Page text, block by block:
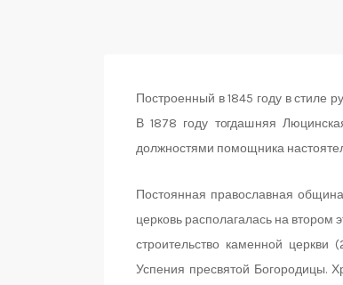
Построенный в 1845 году в стиле
В 1878 году тогдашняя
должностями помощника
Постоянная православная
церковь располагалась на втором
строительство каменной церкви
Успения пресвятой Богородицы.